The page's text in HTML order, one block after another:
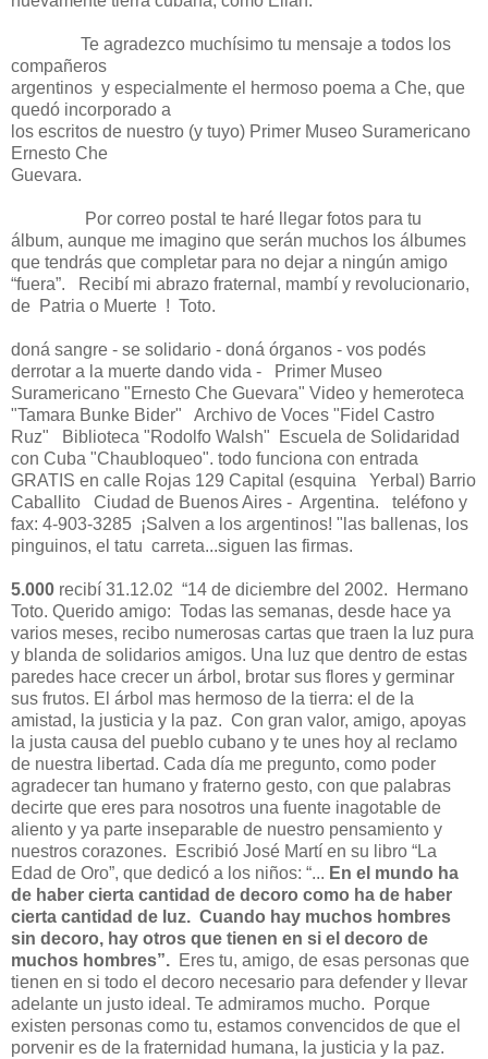
Te agradezco muchísimo tu mensaje a todos los
compañeros
argentinos y especialmente el hermoso poema a Che, que
quedó incorporado a
los escritos de nuestro (y tuyo) Primer Museo Suramericano
Ernesto Che
Guevara.
Por correo postal te haré llegar fotos para tu
álbum, aunque me imagino que serán muchos los álbumes
que tendrás que completar para no dejar a ningún amigo
“fuera”.
Recibí mi abrazo fraternal, mambí y revolucionario,
de Patria o Muerte ! Toto.
doná sangre - se solidario - doná órganos - vos podés
derrotar a la muerte dando vida -
Primer Museo
Suramericano "Ernesto Che Guevara" Video y hemeroteca
"Tamara Bunke Bider"
Archivo de Voces "Fidel Castro
Ruz"
Biblioteca "Rodolfo Walsh"
Escuela de Solidaridad
con Cuba "Chaubloqueo". todo funciona con entrada
GRATIS en calle Rojas 129 Capital (esquina
Yerbal) Barrio
Caballito
Ciudad de Buenos Aires - Argentina.
teléfono y
fax: 4-903-3285 ¡Salven a los argentinos! "las ballenas, los
pinguinos, el tatu carreta...siguen las firmas.
5.000 recibí 31.12.02 “14 de diciembre del 2002.
Hermano
Toto. Querido amigo: Todas las semanas, desde hace ya
varios meses, recibo numerosas cartas que traen la luz pura
y blanda de solidarios amigos. Una luz que dentro de estas
paredes hace crecer un árbol, brotar sus flores y germinar
sus frutos. El árbol mas hermoso de la tierra: el de la
amistad, la justicia y la paz. Con gran valor, amigo, apoyas
la justa causa del pueblo cubano y te unes hoy al reclamo
de nuestra libertad. Cada día me pregunto, como poder
agradecer tan humano y fraterno gesto, con que palabras
decirte que eres para nosotros una fuente inagotable de
aliento y ya parte inseparable de nuestro pensamiento y
nuestros corazones.
Escribió José Martí en su libro “La
Edad de Oro”, que dedicó a los niños: “... En el mundo ha
de haber cierta cantidad de decoro como ha de haber
cierta cantidad de luz. Cuando hay muchos hombres
sin decoro, hay otros que tienen en si el decoro de
muchos hombres”. Eres tu, amigo, de esas personas que
tienen en si todo el decoro necesario para defender y llevar
adelante un justo ideal. Te admiramos mucho.
Porque
existen personas como tu, estamos convencidos de que el
porvenir es de la fraternidad humana, la justicia y la paz.